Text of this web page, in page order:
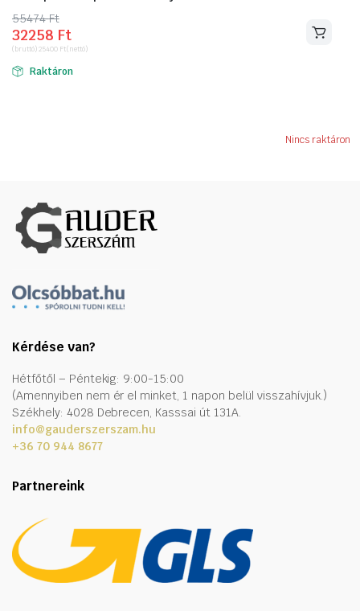
55474Ft
Original
price
was:
55474 Ft.
32258 Ft
Current
price
is:
32258 Ft.
(bruttó)25400 Ft(nettó)
Raktáron
Nincs raktáron
Kérdése van?
Hétfőtől – Péntekig: 9:00-15:00
(Amennyiben nem ér el minket, 1 napon belül visszahívjuk.)
Székhely: 4028 Debrecen, Kasssai út 131A.
info@gauderszerszam.hu
+36 70 944 8677
Partnereink